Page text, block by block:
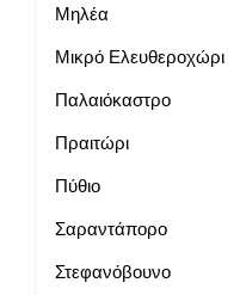
Μηλέα
Μικρό Ελευθεροχώρι
Παλαιόκαστρο
Πραιτώρι
Πύθιο
Σαραντάπορο
Στεφανόβουνο